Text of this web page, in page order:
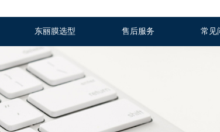
东丽膜选型 售后服务 常见